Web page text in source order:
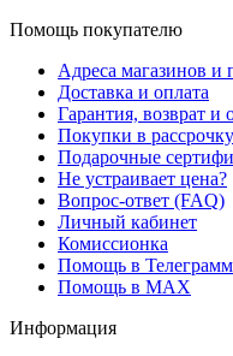
Помощь покупателю
Адреса магазинов и
Доставка и оплата
Гарантия, возврат и
Покупки в рассрочку
Подарочные
Не устраивает цена?
Вопрос-ответ (FAQ)
Личный кабинет
Комиссионка
Помощь в Телеграмм
Помощь в MAX
Информация